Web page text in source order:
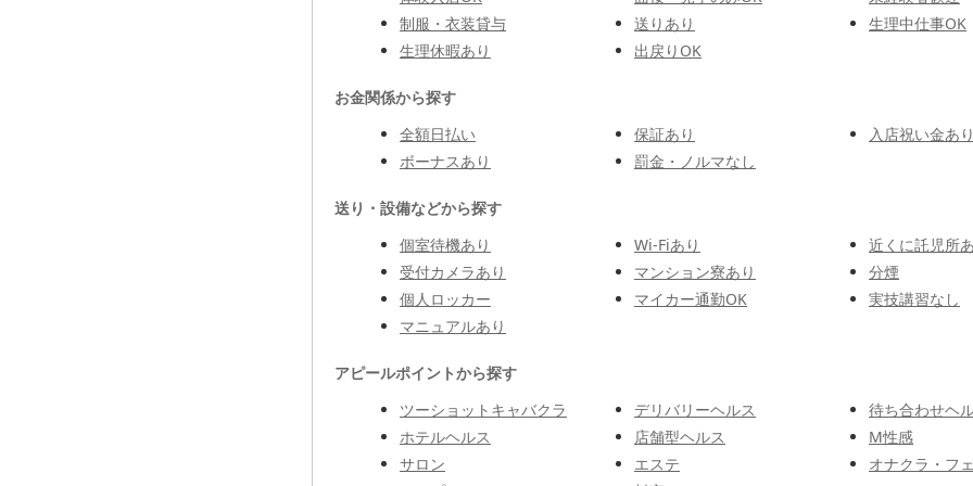
制服・衣装貸与
送りあり
生理中仕事OK
生理休暇あり
出戻りOK
お金関係から探す
全額日払い
保証あり
入店祝い金あり
ボーナスあり
罰金・ノルマなし
送り・設備などから探す
個室待機あり
Wi-Fiあり
近くに託児所
受付カメラあり
マンション寮あり
分煙
個人ロッカー
マイカー通勤OK
実技講習なし
マニュアルあり
アピールポイントから探す
ツーショットキャバクラ
デリバリーヘルス
待ち合わせヘ
ホテルヘルス
店舗型ヘルス
M性感
サロン
エステ
オナクラ・フ